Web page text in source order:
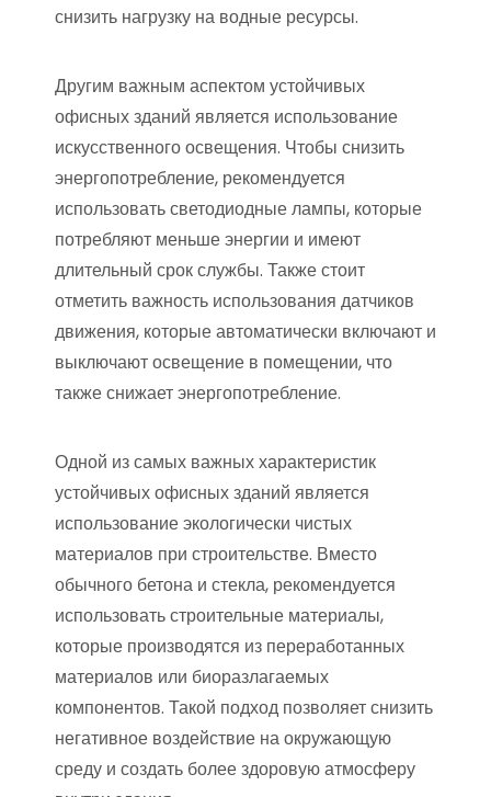
снизить нагрузку на водные ресурсы.
Другим важным аспектом устойчивых
офисных зданий является использование
искусственного освещения. Чтобы снизить
энергопотребление, рекомендуется
использовать светодиодные лампы, которые
потребляют меньше энергии и имеют
длительный срок службы. Также стоит
отметить важность использования датчиков
движения, которые автоматически включают и
выключают освещение в помещении, что
также снижает энергопотребление.
Одной из самых важных характеристик
устойчивых офисных зданий является
использование экологически чистых
материалов при строительстве. Вместо
обычного бетона и стекла, рекомендуется
использовать строительные материалы,
которые производятся из переработанных
материалов или биоразлагаемых
компонентов. Такой подход позволяет снизить
негативное воздействие на окружающую
среду и создать более здоровую атмосферу